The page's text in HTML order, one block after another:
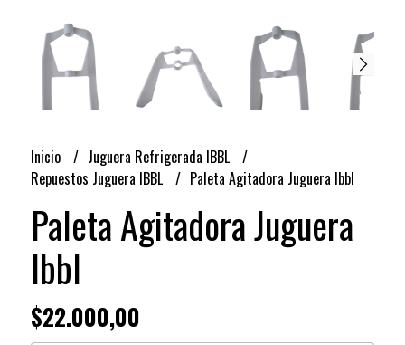
Inicio
Juguera Refrigerada IBBL
Repuestos Juguera IBBL
Paleta Agitadora Juguera Ibbl
Paleta Agitadora Juguera
Ibbl
$22.000,00